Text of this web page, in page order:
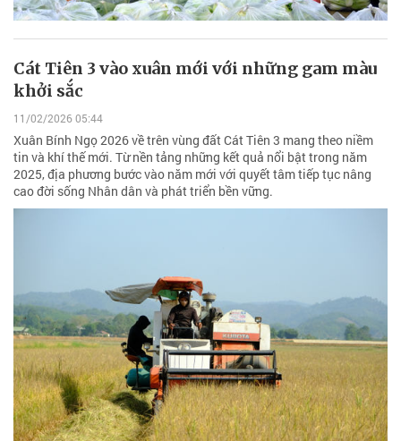
Cát Tiên 3 vào xuân mới với những gam màu
khởi sắc
11/02/2026 05:44
Xuân Bính Ngọ 2026 về trên vùng đất Cát Tiên 3 mang theo niềm
tin và khí thế mới. Từ nền tảng những kết quả nổi bật trong năm
2025, địa phương bước vào năm mới với quyết tâm tiếp tục nâng
cao đời sống Nhân dân và phát triển bền vững.